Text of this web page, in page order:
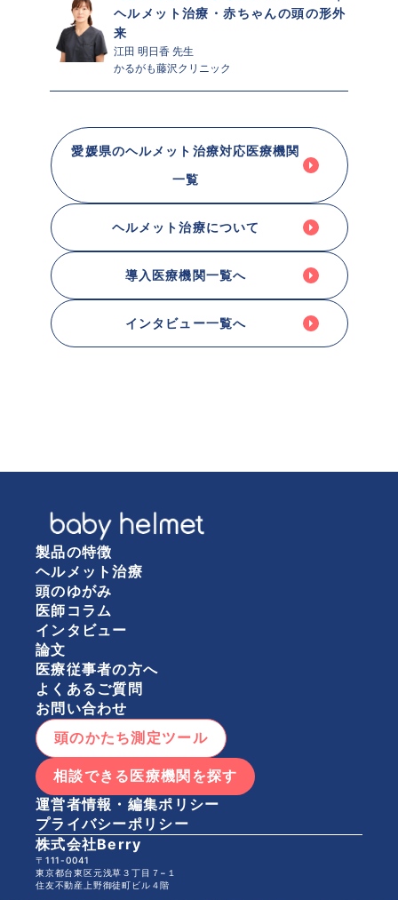
ヘルメット治療・赤ちゃんの頭の形外
来
江田 明日香 先生
かるがも藤沢クリニック
愛媛県のヘルメット治療対応医療機関
一覧
ヘルメット治療について
導入医療機関一覧へ
インタビュー一覧へ
製品の特徴
ヘルメット治療
頭のゆがみ
医師コラム
インタビュー
論文
医療従事者の方へ
よくあるご質問
お問い合わせ
頭のかたち測定ツール
相談できる医療機関を探す
運営者情報・編集ポリシー
プライバシーポリシー
株式会社Berry
〒111-0041
東京都台東区元浅草３丁目７−１
住友不動産上野御徒町ビル４階